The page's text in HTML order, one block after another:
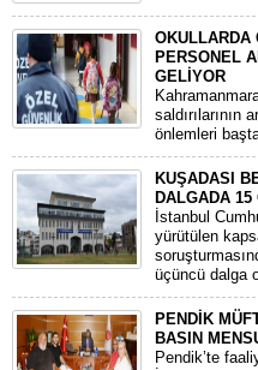
OKULLARDA
PERSONEL
GELİYOR
saldırılarının
önlemleri
KUŞADASI
DALGADA 15
​İstanbul
yürütülen
üçüncü dalga
PENDİK
BASIN
​Pendik’te